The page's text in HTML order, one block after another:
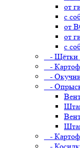
от
с
от
от
с
- Щётки
-
-
-
-